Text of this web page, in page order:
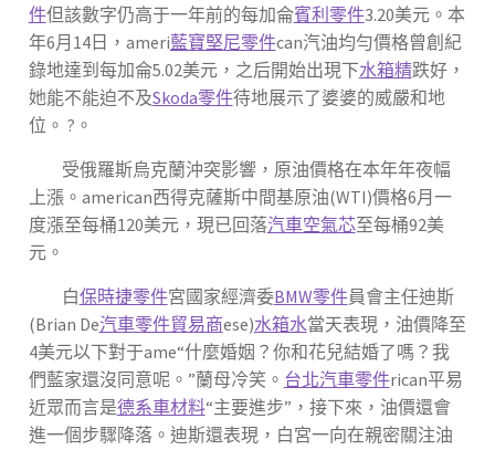
件但該數字仍高于一年前的每加侖賓利零件3.20美元。本
年6月14日，ameri藍寶堅尼零件can汽油均勻價格曾創紀
錄地達到每加侖5.02美元，之后開始出現下水箱精跌好，
她能不能迫不及Skoda零件待地展示了婆婆的威嚴和地
位。 ?。
受俄羅斯烏克蘭沖突影響，原油價格在本年年夜幅
上漲。american西得克薩斯中間基原油(WTI)價格6月一
度漲至每桶120美元，現已回落汽車空氣芯至每桶92美
元。
白保時捷零件宮國家經濟委BMW零件員會主任迪斯
(Brian De汽車零件貿易商ese)水箱水當天表現，油價降至
4美元以下對于ame“什麼婚姻？你和花兒結婚了嗎？我
們藍家還沒同意呢。”蘭母冷笑。 台北汽車零件rican平易
近眾而言是德系車材料“主要進步”，接下來，油價還會
進一個步驟降落。迪斯還表現，白宮一向在親密關注油